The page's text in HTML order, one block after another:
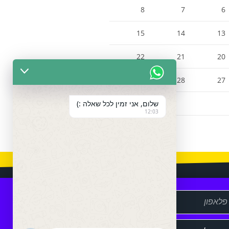
6
7
8
13
14
15
20
21
22
27
28
שלום, אני זמין לכל שאלה :)
12:03